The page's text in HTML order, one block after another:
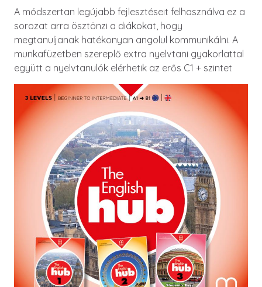
A módszertan legújabb fejlesztéseit felhasználva ez a
sorozat arra ösztönzi a diákokat, hogy
megtanuljanak hatékonyan angolul kommunikálni. A
munkafüzetben szereplő extra nyelvtani gyakorlattal
együtt a nyelvtanulók elérhetik az erős C1 + szintet